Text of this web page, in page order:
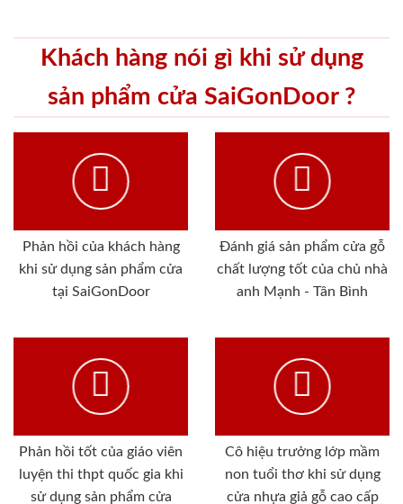
Khách hàng nói gì khi sử dụng
sản phẩm cửa SaiGonDoor ?
Phản hồi của khách hàng
khi sử dụng sản phẩm cửa
tại SaiGonDoor
Đánh giá sản phẩm cửa gỗ
chất lượng tốt của chủ nhà
anh Mạnh - Tân Bình
Phản hồi tốt của giáo viên
luyện thi thpt quốc gia khi
sử dụng sản phẩm cửa
Cô hiệu trưởng lớp mầm
non tuổi thơ khi sử dụng
cửa nhựa giả gỗ cao cấp